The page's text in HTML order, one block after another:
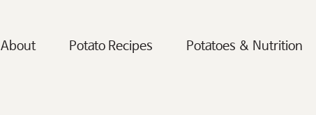
About Potato Recipes Potatoes & Nutrition